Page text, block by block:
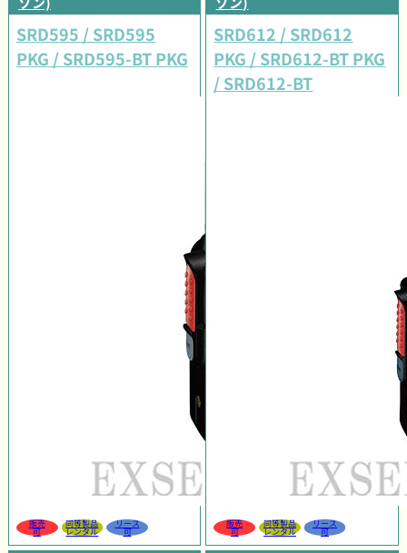
SRD595 / SRD595
PKG / SRD595-BT PKG
販売
可
同等製品
レンタル
リース
可
SRD612 / SRD612
PKG / SRD612-BT PKG
/ SRD612-BT
販売
可
同等製品
レンタル
リース
可